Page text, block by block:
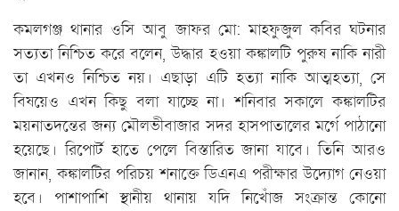
কমলগঞ্জ থানার ওসি আবু জাফর মো: মাহফুজুল কবির ঘটনার
সত্যতা নিশ্চিত করে বলেন, উদ্ধার হওয়া কঙ্কালটি পুরুষ নাকি নারী
তা এখনও নিশ্চিত নয়। এছাড়া এটি হত্যা নাকি আত্মহত্যা, সে
বিষয়েও এখন কিছু বলা যাচ্ছে না। শনিবার সকালে কঙ্কালটির
ময়নাতদন্তের জন্য মৌলভীবাজার সদর হাসপাতালের মর্গে পাঠানো
হয়েছে। রিপোর্ট হাতে পেলে বিস্তারিত জানা যাবে। তিনি আরও
জানান, কঙ্কালটির পরিচয় শনাক্তে ডিএনএ পরীক্ষার উদ্যোগ নেওয়া
হবে। পাশাপাশি স্থানীয় থানায় যদি নিখোঁজ সংক্রান্ত কোনো